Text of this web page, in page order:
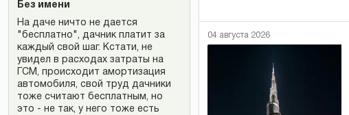
Без имени
На даче ничто не дается
"бесплатно", дачник платит за
каждый свой шаг. Кстати, не
увидел в расходах затраты на
ГСМ, происходит амортизация
автомобиля, свой труд дачники
тоже считают бесплатным, но
это - не так, у него тоже есть
04 августа 2026